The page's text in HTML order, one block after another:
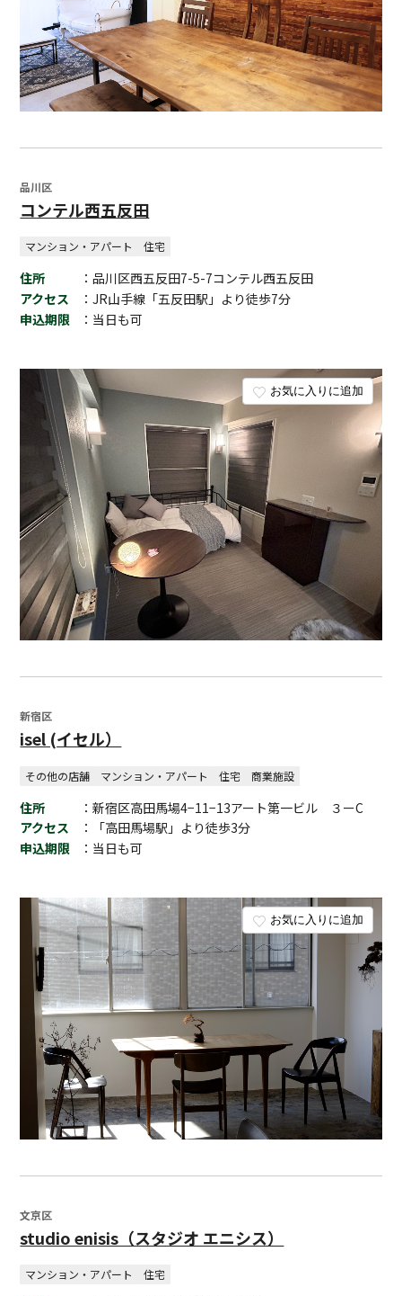
お気に入りに追加
品川区
コンテル西五反田
マンション・アパート 住宅
住所
：品川区西五反田7-5-7コンテル西五反田
アクセス
：JR山手線「五反田駅」より徒歩7分
申込期限
：当日も可
お気に入りに追加
新宿区
isel (イセル）
その他の店舗 マンション・アパート 住宅 商業施設
住所
：新宿区高田馬場4−11−13アート第一ビル ３ーC
アクセス
：「高田馬場駅」より徒歩3分
申込期限
：当日も可
文京区
studio enisis（スタジオ エニシス）
マンション・アパート 住宅